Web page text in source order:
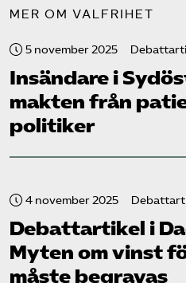
MER OM VALFRIHET
5 november 2025
Insändare i
makten från
politiker
4 november 2025
Debattartikel i
Myten om vinst
måste begravas